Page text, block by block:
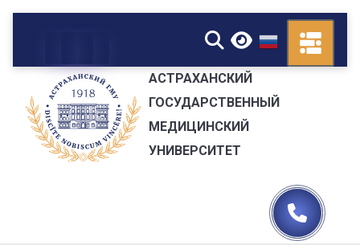
▼
АСТРАХАНСКИЙ
ГОСУДАРСТВЕННЫЙ
МЕДИЦИНСКИЙ
УНИВЕРСИТЕТ